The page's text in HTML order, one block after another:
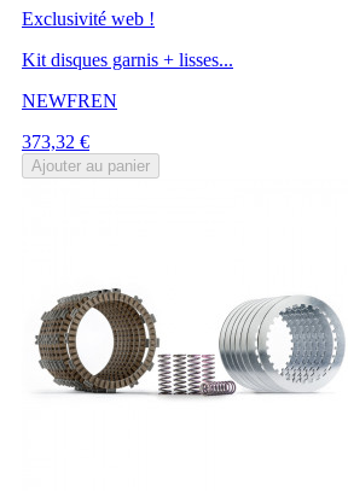
Exclusivité web !
Kit disques garnis + lisses...
NEWFREN
Prix
373,32 €
Ajouter au panier